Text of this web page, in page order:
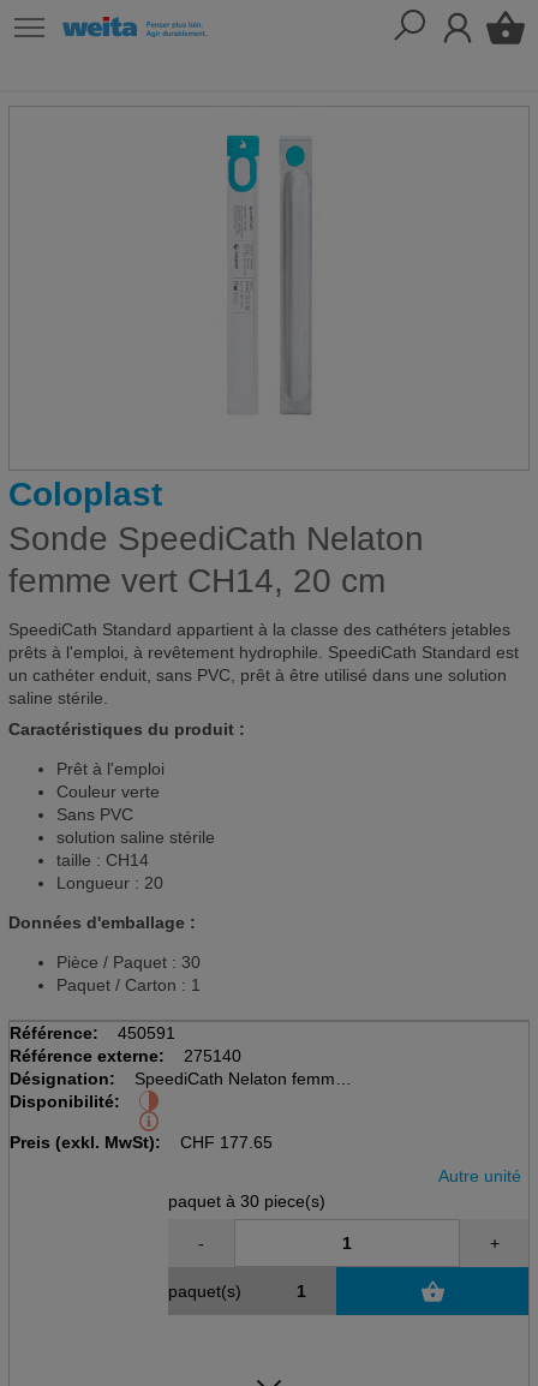
Coloplast
Sonde SpeediCath Nelaton
femme vert CH14, 20 cm
SpeediCath Standard appartient à la classe des cathéters jetables
prêts à l'emploi, à revêtement hydrophile. SpeediCath Standard est
un cathéter enduit, sans PVC, prêt à être utilisé dans une solution
saline stérile.
Caractéristiques du produit :
Prêt à l'emploi
Couleur verte
Sans PVC
solution saline stérile
taille : CH14
Longueur : 20
Données d'emballage :
Pièce / Paquet : 30
Paquet / Carton : 1
Référence:
450591
Référence externe:
275140
Désignation:
SpeediCath Nelaton femmes
Pac à 30 pcs
vert, CH14, 20 cm
Disponibilité:
Preis (exkl. MwSt): CHF 177.65
Autre unité
paquet à 30 piece(s)
- +
paquet(s)